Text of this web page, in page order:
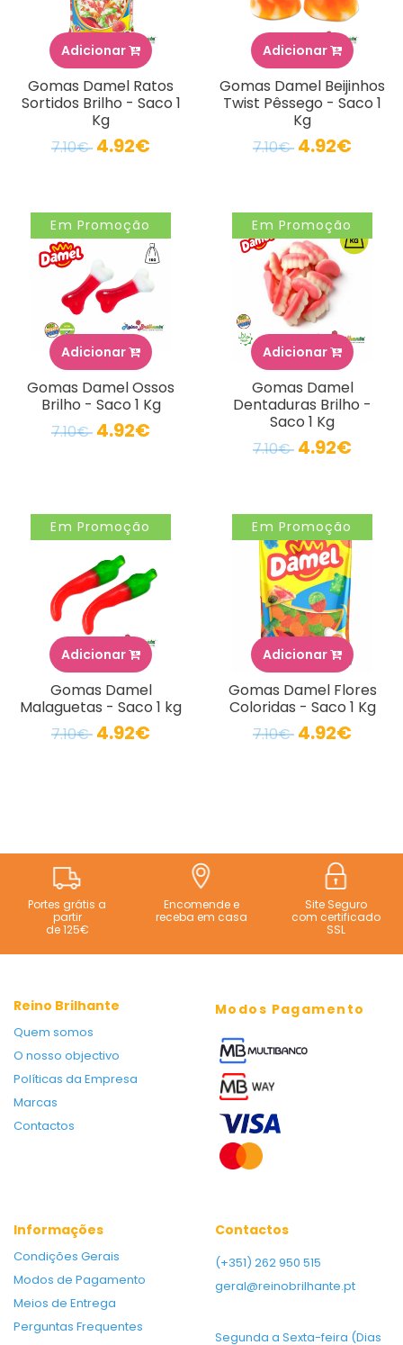
Adicionar
Gomas Damel Ratos
Sortidos Brilho - Saco 1
Kg
7.10€ 4.92€
Adicionar
Gomas Damel Beijinhos
Twist Pêssego - Saco 1
Kg
7.10€ 4.92€
Em Promoção
Adicionar
Gomas Damel Ossos
Brilho - Saco 1 Kg
7.10€ 4.92€
Em Promoção
Adicionar
Gomas Damel
Dentaduras Brilho -
Saco 1 Kg
7.10€ 4.92€
Em Promoção
Adicionar
Gomas Damel
Malaguetas - Saco 1 kg
7.10€ 4.92€
Em Promoção
Adicionar
Gomas Damel Flores
Coloridas - Saco 1 Kg
7.10€ 4.92€
Portes grátis a
partir
de 125€
Encomende e
receba em casa
Site Seguro
com certificado
SSL
Reino Brilhante
Quem somos
O nosso objectivo
Políticas da Empresa
Marcas
Contactos
Modos Pagamento
Informações
Condições Gerais
Modos de Pagamento
Meios de Entrega
Perguntas Frequentes
Contactos
(+351) 262 950 515
geral@reinobrilhante.pt
Segunda a Sexta-feira (Dias